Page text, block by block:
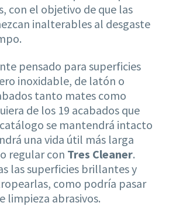
con el objetivo de que las
inalterables al desgaste
pensado para superficies
inoxidable, de latón o
tanto mates como
de los 19 acabados que
se mantendrá intacto
una vida útil más larga
regular con Tres Cleaner.
las superficies brillantes y
como podría pasar
limpieza abrasivos.